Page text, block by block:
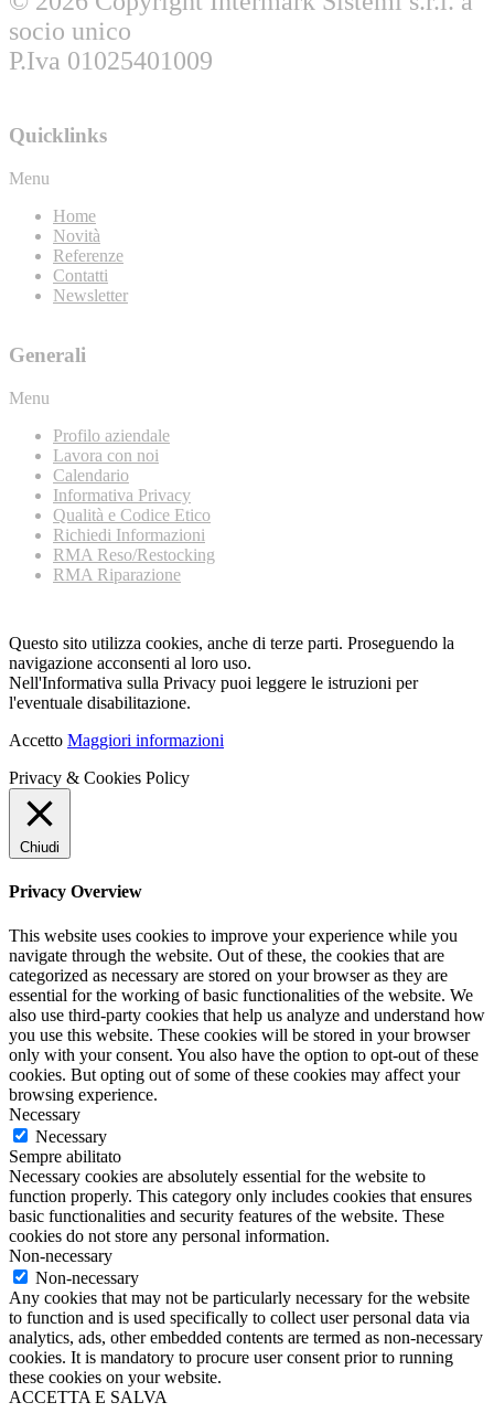
socio unico
P.Iva 01025401009
Quicklinks
Menu
Home
Novità
Referenze
Contatti
Newsletter
Generali
Menu
Profilo aziendale
Lavora con noi
Calendario
Informativa Privacy
Qualità e Codice Etico
Richiedi Informazioni
RMA Reso/Restocking
RMA Riparazione
Questo sito utilizza cookies, anche di terze parti. Proseguendo la
navigazione acconsenti al loro uso.
Nell'Informativa sulla Privacy puoi leggere le istruzioni per
l'eventuale disabilitazione.
Accetto Maggiori informazioni
Privacy & Cookies Policy
Chiudi
Privacy Overview
This website uses cookies to improve your experience while you
navigate through the website. Out of these, the cookies that are
categorized as necessary are stored on your browser as they are
essential for the working of basic functionalities of the website. We
also use third-party cookies that help us analyze and understand how
you use this website. These cookies will be stored in your browser
only with your consent. You also have the option to opt-out of these
cookies. But opting out of some of these cookies may affect your
browsing experience.
Necessary
Necessary
Sempre abilitato
Necessary cookies are absolutely essential for the website to
function properly. This category only includes cookies that ensures
basic functionalities and security features of the website. These
cookies do not store any personal information.
Non-necessary
Non-necessary
Any cookies that may not be particularly necessary for the website
to function and is used specifically to collect user personal data via
analytics, ads, other embedded contents are termed as non-necessary
cookies. It is mandatory to procure user consent prior to running
these cookies on your website.
ACCETTA E SALVA